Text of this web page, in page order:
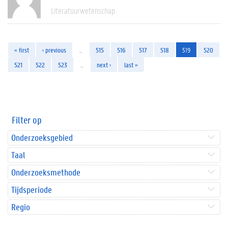
Literatuurwetenschap
« first ‹ previous 515 516 517 518 519
520
521
522 523 next › last »
Filter op
Onderzoeksgebied
Taal
Onderzoeksmethode
Tijdsperiode
Regio